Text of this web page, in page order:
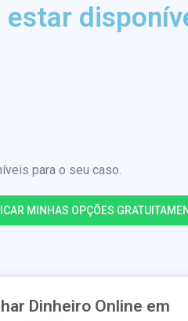
para o seu caso.
MINHAS OPÇÕES
Dinheiro Online em